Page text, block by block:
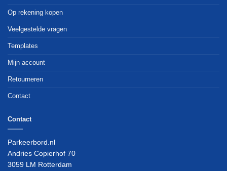
Op rekening kopen
Veelgestelde vragen
Templates
Mijn account
Retourneren
Contact
Contact
Parkeerbord.nl
Andries Copierhof 70
3059 LM Rotterdam